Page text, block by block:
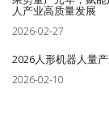
人产业高质量发展
2026-02-27
2026人形机器人量
2026-02-10